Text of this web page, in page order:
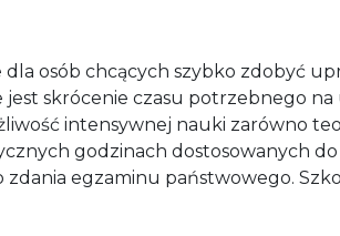
osób chcących szybko zdobyć
skrócenie czasu potrzebnego
intensywnej nauki zarówno
godzinach dostosowanych
egzaminu państwowego.